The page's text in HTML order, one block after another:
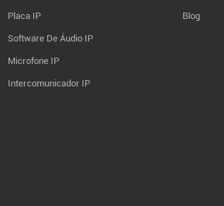
Placa IP
Software De Áudio IP
Microfone IP
Intercomunicador IP
Blog